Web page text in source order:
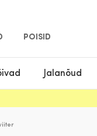
POISID
Jalanõud